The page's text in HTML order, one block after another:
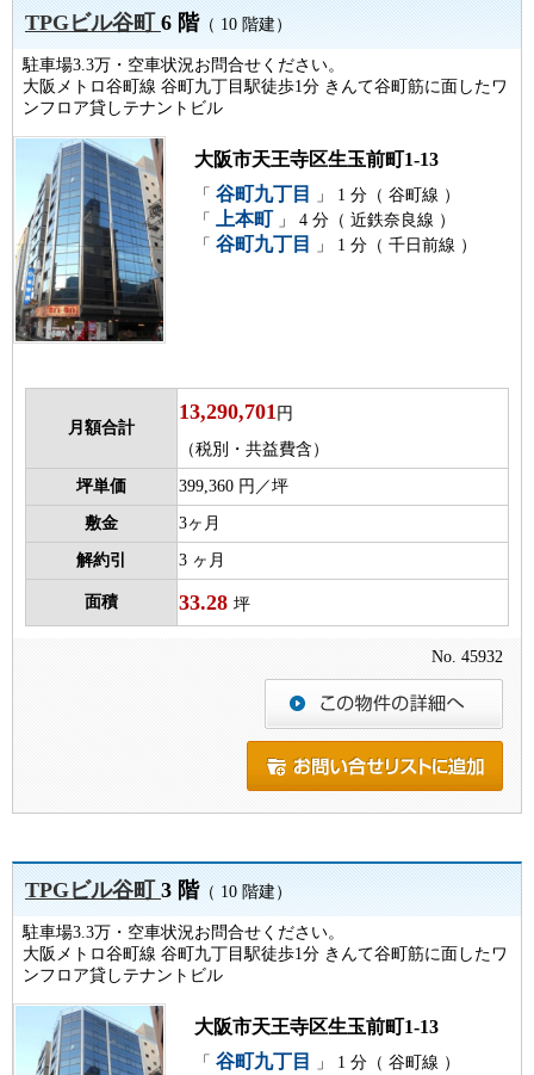
TPGビル谷町6 階（ 10 階建）
駐車場3.3万・空車状況お問合せください。
大阪メトロ谷町線 谷町九丁目駅徒歩1分 きんて谷町筋に面したワ
ンフロア貸しテナントビル
大阪市天王寺区生玉前町1-13
「 谷町九丁目
」 1 分（ 谷町線 ）
「
上本町 」 4 分（ 近鉄奈良線 ）
「 谷町九丁目 」 1 分（ 千日前線 ）
月額合計
13,290,701 円
（税別・共益費含）
坪単価 399,360 円／坪
敷金 3ヶ月
解約引 3 ヶ月
面積 33.28 坪
No. 45932
TPGビル谷町3 階（ 10 階建）
駐車場3.3万・空車状況お問合せください。
大阪メトロ谷町線 谷町九丁目駅徒歩1分 きんて谷町筋に面したワ
ンフロア貸しテナントビル
大阪市天王寺区生玉前町1-13
「 谷町九丁目
」 1 分（ 谷町線 ）